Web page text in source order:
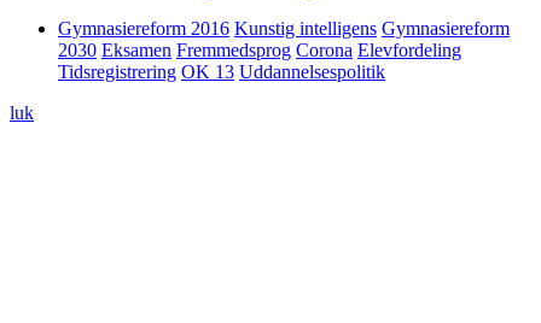
Gymnasiereform 2016 Kunstig intelligens Gymnasiereform
2030 Eksamen Fremmedsprog Corona Elevfordeling
Tidsregistrering OK 13 Uddannelsespolitik
luk